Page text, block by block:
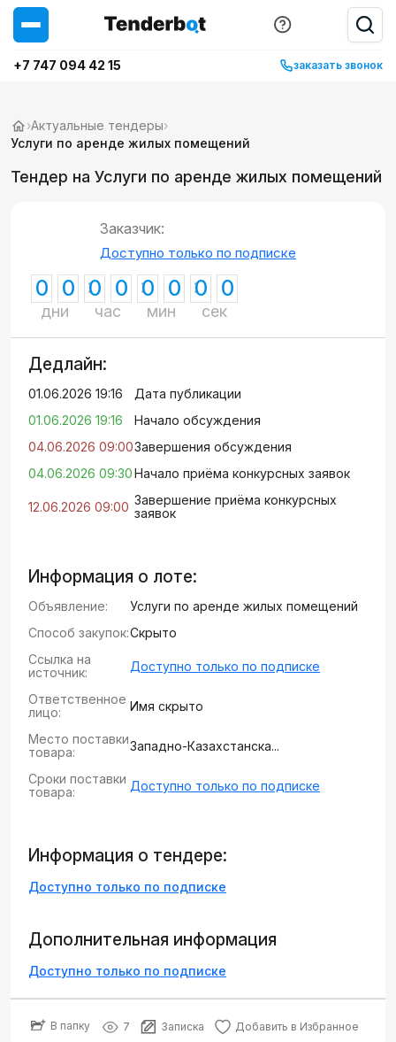
+7 747 094 42 15 заказать звонок
›Актуальные тендеры›
Услуги по аренде жилых помещений
Тендер на Услуги по аренде жилых помещений
Заказчик:
Доступно только по подписке
0 0
дни
0 0
час
0 0
мин
0 0
сек
Дедлайн:
01.06.2026 19:16
Дата публикации
01.06.2026 19:16
Начало обсуждения
04.06.2026 09:00Завершения обсуждения
04.06.2026 09:30Начало приёма конкурсных заявок
12.06.2026 09:00 Завершение приёма конкурсных
заявок
Информация о лоте:
Объявление:
Услуги по аренде жилых помещений
Способ закупок:Скрыто
Ссылка на
источник:
Доступно только по подписке
Ответственное
лицо:
Имя скрыто
Место поставки
товара:
Западно-Казахстанска...
Сроки поставки
товара:
Доступно только по подписке
Информация о тендере:
Доступно только по подписке
Дополнительная информация
Доступно только по подписке
В папку 7 Записка Добавить в Избранное